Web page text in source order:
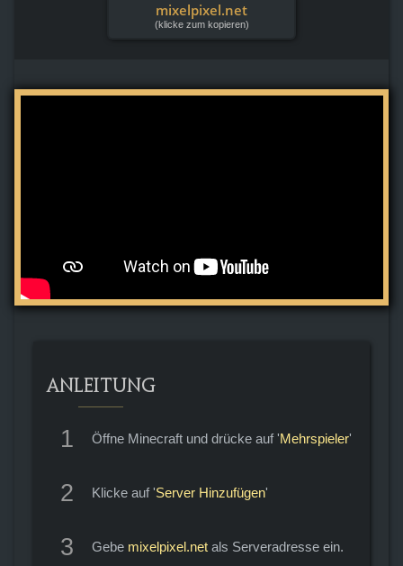
mixelpixel.net
(klicke zum kopieren)
ANLEITUNG
1 Öffne Minecraft und drücke auf 'Mehrspieler'
2 Klicke auf 'Server Hinzufügen'
3 Gebe mixelpixel.netals Serveradresse ein.